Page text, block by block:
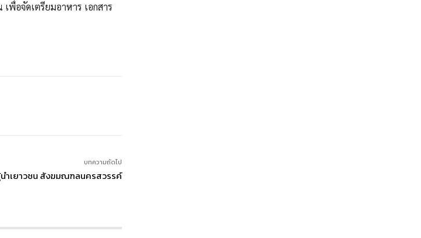
พื่อจัดเตรียมอาหาร เอกสาร
บทความถัดไป
ำเยาวชน สังฆมณฑลนครสวรรค์